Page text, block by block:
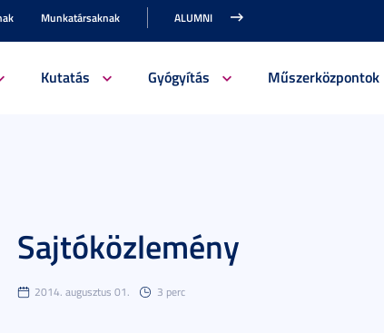
Munkatársaknak ALUMNI
Kutatás Gyógyítás Műszerközpontok
Sajtóközlemény
2014. augusztus 01. 3 perc